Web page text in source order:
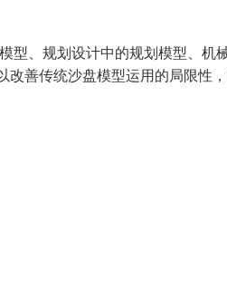
型、规划设计中的规划模型、机
善传统沙盘模型运用的局限性